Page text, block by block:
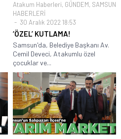
Atakum Haberleri, GÜNDEM, SAMSUN
HABERLERİ
30 Aralık 2022 18:53
‘ÖZEL’ KUTLAMA!
Samsun'da, Belediye Başkanı Av.
Cemil Deveci, Atakumlu özel
çocuklar ve...